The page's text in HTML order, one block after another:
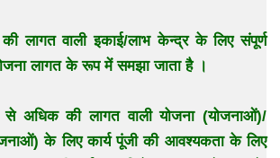
लागत वाली इकाई/लाभ केन्द्र के लिए संपूर्ण
लागत के रूप में समझा जाता है ।
अधिक की लागत वाली योजना (योजनाओं)/
के लिए कार्य पूंजी की आवश्यकता के लिए